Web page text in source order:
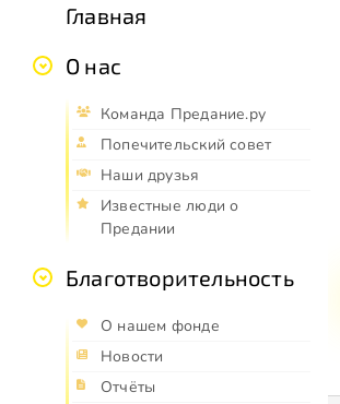
Главная
О нас
Команда Предание.ру
Попечительский совет
Наши друзья
Известные люди о
Предании
Благотворительность
О нашем фонде
Новости
Отчёты